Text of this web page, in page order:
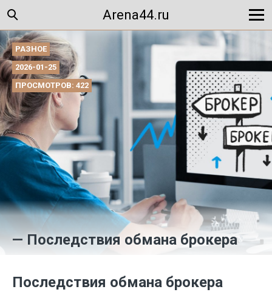
Arena44.ru
РАЗНОЕ
2026-01-25
ПРОСМОТРОВ: 422
— Последствия обмана брокера
Последствия обмана брокера